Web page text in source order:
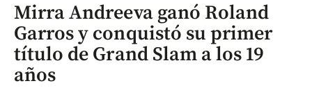
Mirra Andreeva ganó Roland
Garros y conquistó su primer
título de Grand Slam a los 19
años